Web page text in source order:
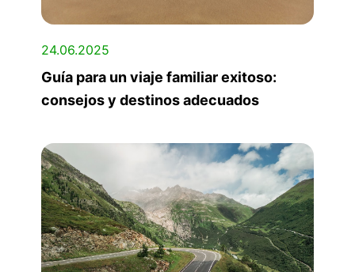
24.06.2025
Guía para un viaje familiar exitoso:
consejos y destinos adecuados